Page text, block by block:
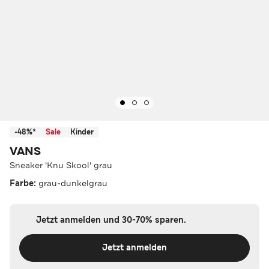
-48%* Sale Kinder
VANS
Sneaker 'Knu Skool' grau
Farbe: grau-dunkelgrau
Jetzt anmelden und 30-70% sparen.
Jetzt anmelden